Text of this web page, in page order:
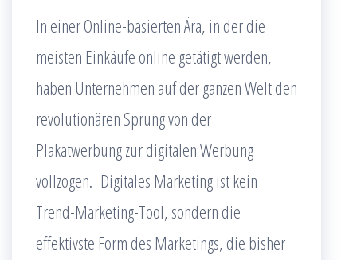
In einer Online-basierten Ära, in der die
meisten Einkäufe online getätigt werden,
haben Unternehmen auf der ganzen Welt den
revolutionären Sprung von der
Plakatwerbung zur digitalen Werbung
vollzogen. Digitales Marketing ist kein
Trend-Marketing-Tool, sondern die
effektivste Form des Marketings, die bisher